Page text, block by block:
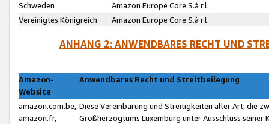
Schweden
Amazon Europe Core S.à r.l.
Vereinigtes Königreich
Amazon Europe Core S.à r.l.
ANHANG 2: ANWENDBARES RECHT UND
Amazon-
Website
Anwendbares Recht und Streitbeilegung
amazon.com.be,
amazon.fr,
Diese Vereinbarung und Streitigkeiten aller Art, die
Großherzogtums Luxemburg unter Ausschluss